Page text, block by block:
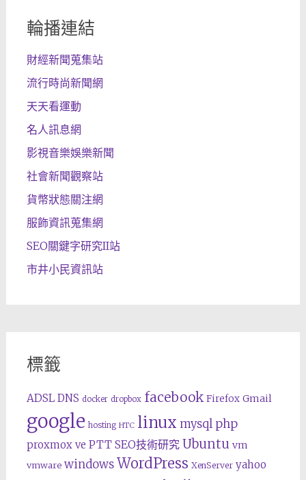
輪播連結
財經新聞蒐集站
流行時尚新聞網
天天看運動
名人訊息網
影視音樂娛樂新聞
社會新聞觀察站
貨幣狀態關注網
服飾資訊蒐集網
SEO關鍵字研究II站
市井小民資訊站
標籤
ADSL DNS docker dropbox facebook Firefox Gmail
google hosting HTC linux mysql php
proxmox ve PTT SEO技術研究 Ubuntu vm
vmware windows WordPress XenServer yahoo